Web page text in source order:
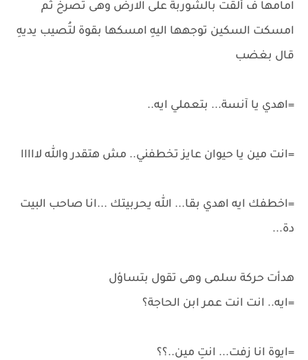
امامها ف ألقت بالشوربة على الارض وهى تصرخ ثم
امسكت السكين توجهها اليهِ امسكها بقوة لتُصيب يديهِ
قال بغضب
=اهدي يا آنسة... بتعملي ايه..
=انت مين يا حيوان عايز تخطفني.. مش هتقدر والله لااااا
=اخطفك ايه اهدي بقا... الله يحربيتك ...انا صاحب البيت
دة...
هدأت حركة سلمى وهى تقول بتساؤل
=ايه.. انت انت عمر ابن الحاجة؟
=ايوة انا زفت... انتِ مين..؟؟